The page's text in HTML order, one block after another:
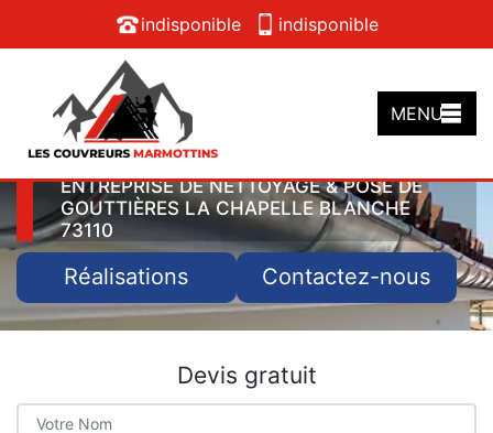
indisponible indisponible
MENU
ENTREPRISE DE NETTOYAGE & POSE DE
GOUTTIÈRES LA CHAPELLE BLANCHE
73110
Réalisations Contactez-nous
Devis gratuit